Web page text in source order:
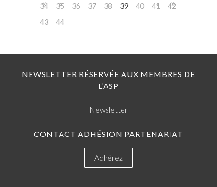
34 35 36 37 38 39 40 41
42
43
44
NEWSLETTER RÉSERVÉE AUX MEMBRES DE
L’ASP
Newsletter
CONTACT ADHÉSION PARTENARIAT
Adhérez